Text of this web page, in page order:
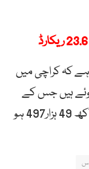
ہے کہ کراچی میں
کیسزرپورٹ ہوئے ہیں جس کے
بعد شہر قائد میں کورونا کیسز کی تعداد 2 لاکھ 49 ہزار497 ہو